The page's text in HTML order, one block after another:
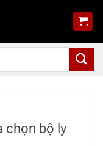
chọn bộ ly